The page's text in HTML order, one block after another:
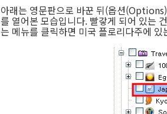
아래는 영문판으로 바꾼 뒤(옵션
를 열어본 모습입니다. 빨갛게 되어 있는
는 메뉴를 클릭하면 미국 플로리다주에 있